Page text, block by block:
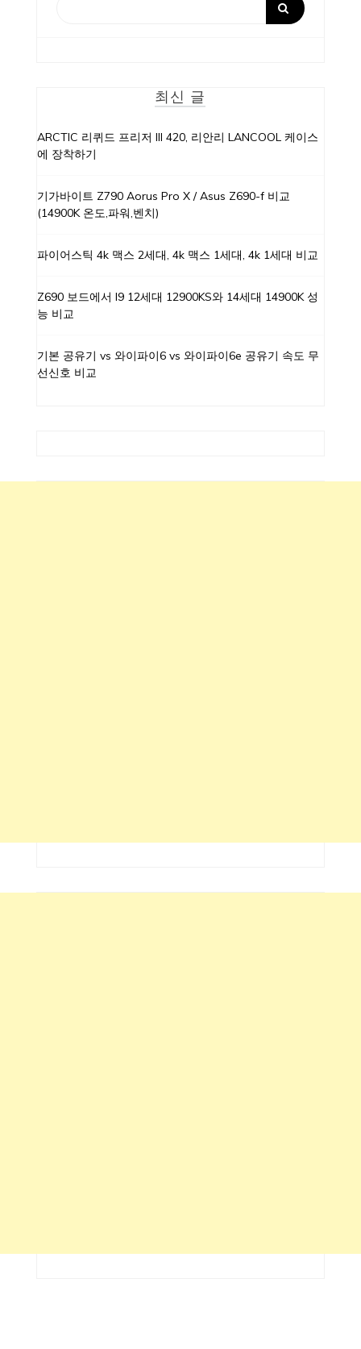
최신 글
ARCTIC 리퀴드 프리저 III 420, 리안리 LANCOOL 케이스
에 장착하기
기가바이트 Z790 Aorus Pro X / Asus Z690-f 비교
(14900K 온도,파워,벤치)
파이어스틱 4k 맥스 2세대, 4k 맥스 1세대, 4k 1세대 비교
Z690 보드에서 I9 12세대 12900KS와 14세대 14900K 성
능 비교
기본 공유기 vs 와이파이6 vs 와이파이6e 공유기 속도 무
선신호 비교